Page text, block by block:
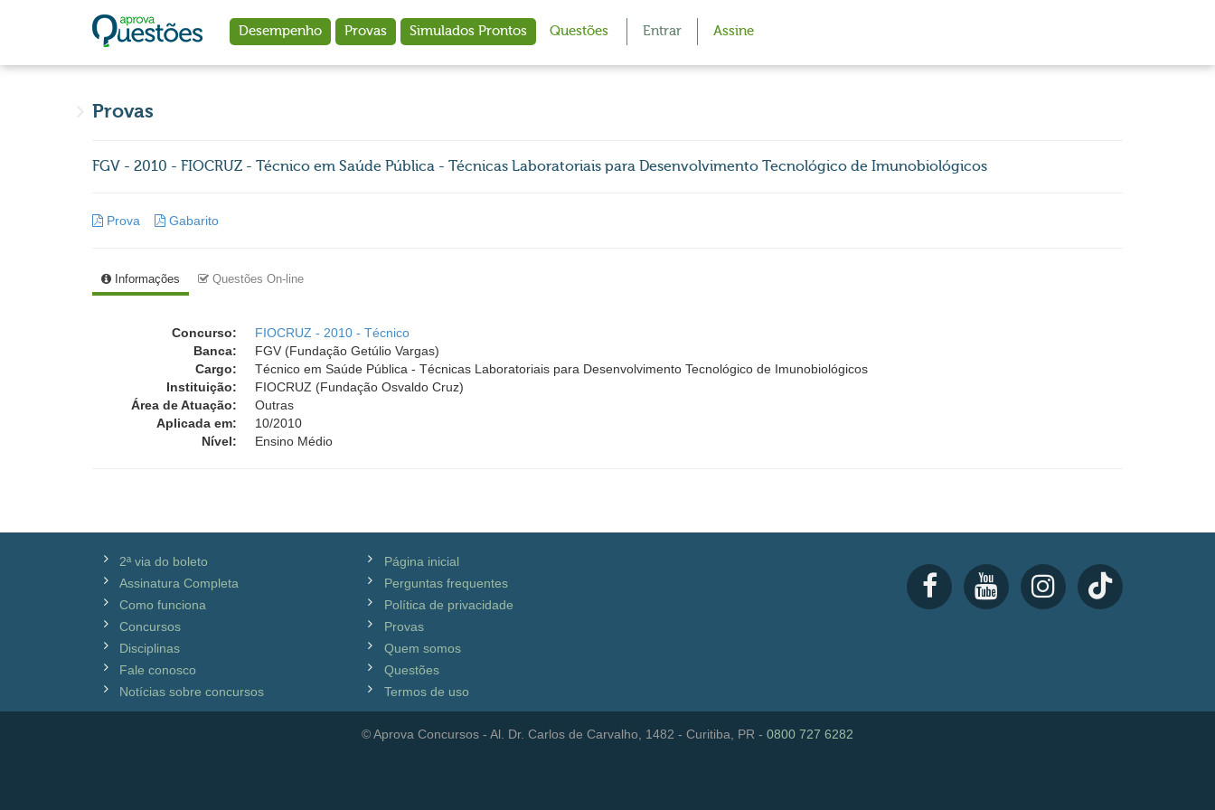
Desempenho Provas Simulados Prontos Questões Entrar Assine
Provas
FGV - 2010 - FIOCRUZ - Técnico em Saúde Pública - Técnicas Laboratoriais para Desenvolvimento Tecnológico de Imunobiológicos
Prova Gabarito
Informações Questões On-line
Concurso:
FIOCRUZ - 2010 - Técnico
Banca:
FGV (Fundação Getúlio Vargas)
Cargo:
Técnico em Saúde Pública - Técnicas Laboratoriais para Desenvolvimento Tecnológico de Imunobiológicos
Instituição:
FIOCRUZ (Fundação Osvaldo Cruz)
Área de Atuação:
Outras
Aplicada em:
10/2010
Nível:
Ensino Médio
2ª via do boleto
Assinatura Completa
Como funciona
Concursos
Disciplinas
Fale conosco
Notícias sobre concursos
Página inicial
Perguntas frequentes
Política de privacidade
Provas
Quem somos
Questões
Termos de uso
© Aprova Concursos - Al. Dr. Carlos de Carvalho, 1482 - Curitiba, PR - 0800 727 6282